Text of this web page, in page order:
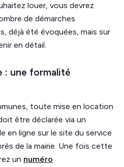
louer, vous devrez
de démarches
déjà été évoquées, mais sur
en détail.
: une formalité
toute mise en location
être déclarée via un
en ligne sur le site du service
de la mairie. Une fois cette
un numéro